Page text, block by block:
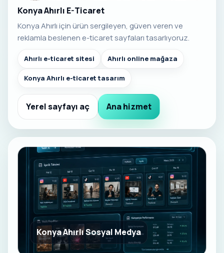
Konya Ahırlı E-Ticaret
Konya Ahırlı için ürün sergileyen, güven veren ve
reklamla beslenen e-ticaret sayfaları tasarlıyoruz.
Ahırlı e-ticaret sitesi Ahırlı online mağaza
Konya Ahırlı e-ticaret tasarım
Yerel sayfayı aç Ana hizmet
Konya Ahırlı Sosyal Medya